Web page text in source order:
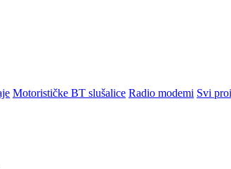
Motorističke BT slušalice Radio modemi Svi